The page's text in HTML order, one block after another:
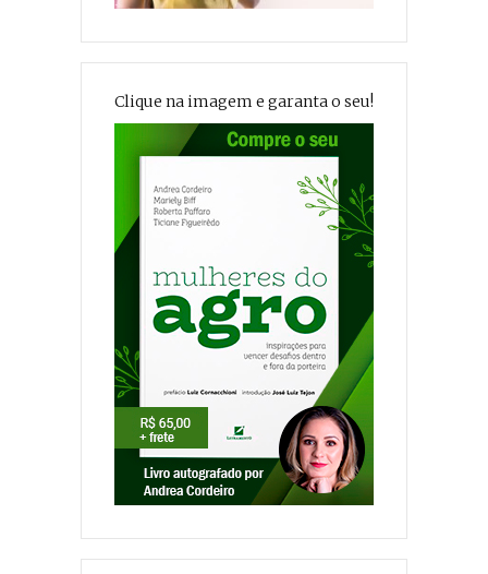
Clique na imagem e garanta o seu!